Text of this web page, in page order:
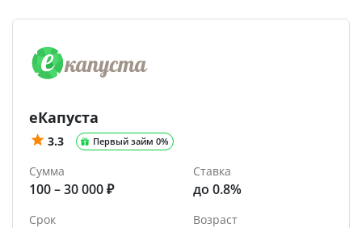
еКапуста
3.3 Первый займ 0%
Сумма
100 – 30 000 ₽
Ставка
до 0.8%
Срок Возраст